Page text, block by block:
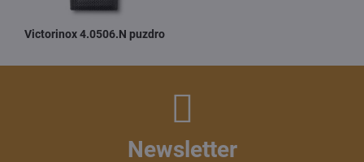
Victorinox 4.0506.N puzdro
Newsletter